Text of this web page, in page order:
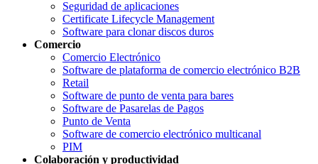
Seguridad de aplicaciones
Certificate Lifecycle Management
Software para clonar discos duros
Comercio
Comercio Electrónico
Software de plataforma de comercio electrónico B2B
Retail
Software de punto de venta para bares
Software de Pasarelas de Pagos
Punto de Venta
Software de comercio electrónico multicanal
PIM
Colaboración y productividad